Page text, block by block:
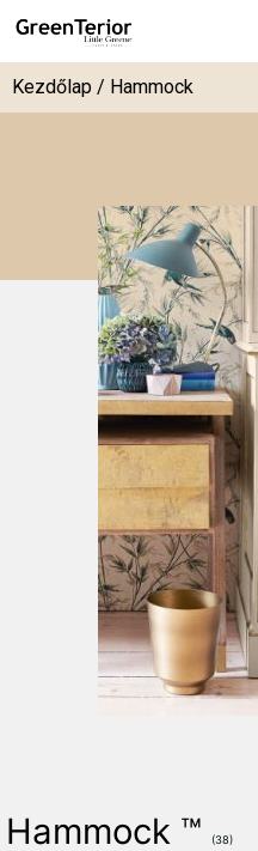
Kezdőlap / Hammock
Hammock ™ (38)